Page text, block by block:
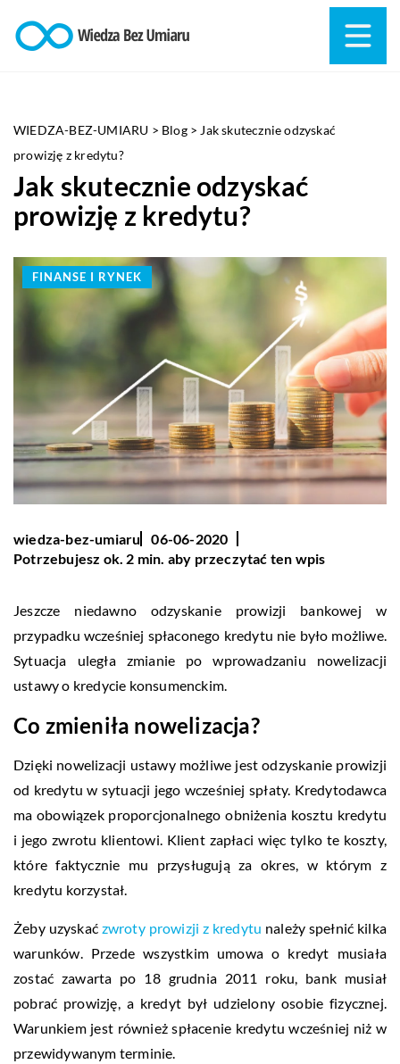
WIEDZA-BEZ-UMIARU > Blog> Jak skutecznie odzyskać
prowizję z kredytu?
Jak skutecznie odzyskać
prowizję z kredytu?
FINANSE I RYNEK
wiedza-bez-umiaru
06-06-2020
Potrzebujesz ok. 2 min. aby przeczytać ten wpis
Jeszcze niedawno odzyskanie prowizji bankowej w
przypadku wcześniej spłaconego kredytu nie było możliwe.
Sytuacja uległa zmianie po wprowadzaniu nowelizacji
ustawy o kredycie konsumenckim.
Co zmieniła nowelizacja?
Dzięki nowelizacji ustawy możliwe jest odzyskanie prowizji
od kredytu w sytuacji jego wcześniej spłaty. Kredytodawca
ma obowiązek proporcjonalnego obniżenia kosztu kredytu
i jego zwrotu klientowi. Klient zapłaci więc tylko te koszty,
które faktycznie mu przysługują za okres, w którym z
kredytu korzystał.
Żeby uzyskać zwroty prowizji z kredytu należy spełnić kilka
warunków. Przede wszystkim umowa o kredyt musiała
zostać zawarta po 18 grudnia 2011 roku, bank musiał
pobrać prowizję, a kredyt był udzielony osobie fizycznej.
Warunkiem jest również spłacenie kredytu wcześniej niż w
przewidywanym terminie.